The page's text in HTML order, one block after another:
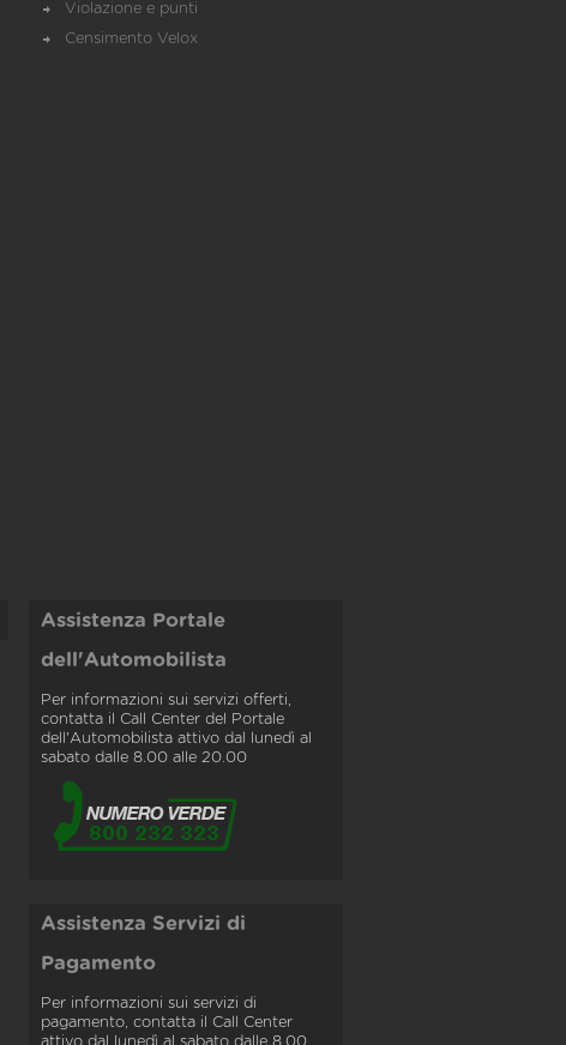
Violazione e punti
Censimento Velox
Assistenza Portale
dell'Automobilista
Per informazioni sui servizi offerti,
contatta il Call Center del Portale
dell'Automobilista attivo dal lunedì al
sabato dalle 8.00 alle 20.00
Assistenza Servizi di
Pagamento
Per informazioni sui servizi di
pagamento, contatta il Call Center